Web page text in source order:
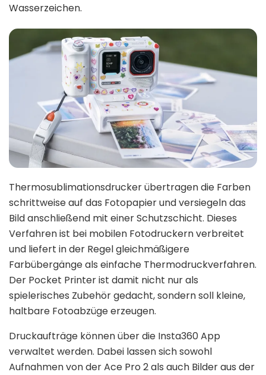
Wasserzeichen.
Thermosublimationsdrucker übertragen die Farben
schrittweise auf das Fotopapier und versiegeln das
Bild anschließend mit einer Schutzschicht. Dieses
Verfahren ist bei mobilen Fotodruckern verbreitet
und liefert in der Regel gleichmäßigere
Farbübergänge als einfache Thermodruckverfahren.
Der Pocket Printer ist damit nicht nur als
spielerisches Zubehör gedacht, sondern soll kleine,
haltbare Fotoabzüge erzeugen.
Druckaufträge können über die Insta360 App
verwaltet werden. Dabei lassen sich sowohl
Aufnahmen von der Ace Pro 2 als auch Bilder aus der